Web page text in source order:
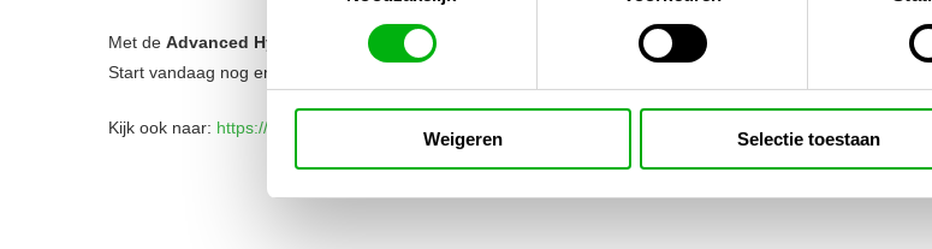
Weigeren Selectie toestaan
Met de Advanced Hydroponics Starters Kit
heb je alles in huis voor een succesvolle kweek.
Start vandaag nog en geef je planten de beste voeding voor een sterke groei en rijke oogst!
Kijk ook naar: https://unigarden.nl/product-category/vijverirrigatie/ph-ec-meters/